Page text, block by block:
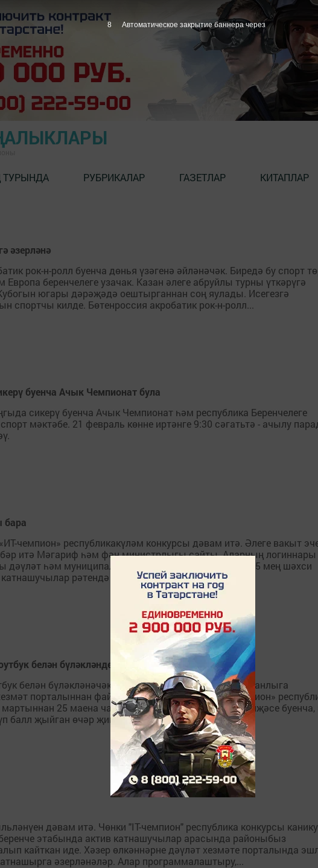
ТУРЫНДА РУБРИКАЛАР ГАЗЕТЛАР КИТАПЛАР
әзерләнә
рок-н-ролл буенча дөнья үзәгенә әйләнәчәк. Биредә бу спорт
беренчелеге узачак. Казан әлеге абруйлы турны үткәрүгә
югары дәрәҗәдә оештырганнан соң яулады. Исегезгә
спортчы килде. Бөтенроссия акробатик рок-н-ролл...
буенча Ачык Чемпионат була
сикерү буенча Ачык Чемпионат һәм республика Беренчелеге
мәктәбе. 21 февраль көнне иртәнге 9:30 сәгатьтә - ачылу
бара
чемпион» республикакүләм конкурсы дәвам итә. Әлеге вакыт
итә Мәгариф һәм фән министрлыгы сайты. Аларның логиннары
дәүләт һәм муниципаль хезмәтләр порталындагы 125 мең шәхси
рәтендә Яшел Үзән, Тукай, Саба,...
белән бүләкләнде
белән бүләкләнәчәк. 93 мең укучы 106 мең татарстанлыга
порталыннан файдаланырга булышкан. «IT-чемпион»
25 маена чаклы үткәрелде. Әлеге этап нәтиҗәсе буенча,
балл җыйган өчәр җиңүче...
дәвам итә. Чөнки "IТ-чемпион" республика конкурсы
этабында актив катнашучылар арасында районыбыз
кайткан иде. Хәзер өлкәннәрне дәүләт хезмәте порталында
әзерләнәләр. Алар программалаштыру,...
7 Автоматическое закрытие баннера через